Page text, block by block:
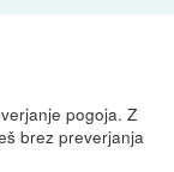
pogoja. Z
brez preverjanja